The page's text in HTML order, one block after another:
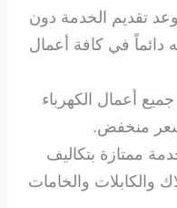
تقديم الخدمة دون
دائماً في كافة أعمال
أعمال الكهرباء
منخفض.
ممتازة بتكاليف
والكابلات والخامات